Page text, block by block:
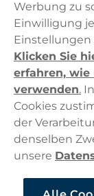
Werbung zu
Einwilligung
Einstellungen
Klicken Sie
erfahren, wie
verwenden.
Cookies
der
denselben
unsere